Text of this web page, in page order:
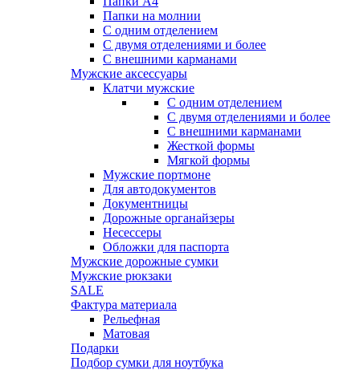
Папки на молнии
С одним отделением
С двумя отделениями и более
С внешними карманами
Мужские аксессуары
Клатчи мужские
С одним отделением
С двумя отделениями и более
С внешними карманами
Жесткой формы
Мягкой формы
Мужские портмоне
Для автодокументов
Документницы
Дорожные органайзеры
Несессеры
Обложки для паспорта
Мужские дорожные сумки
Мужские рюкзаки
SALE
Фактура материала
Рельефная
Матовая
Подарки
Подбор сумки для ноутбука